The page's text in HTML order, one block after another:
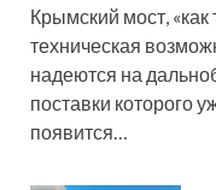
Крымский мост,
техническая
надеются на
поставки которого
появится…